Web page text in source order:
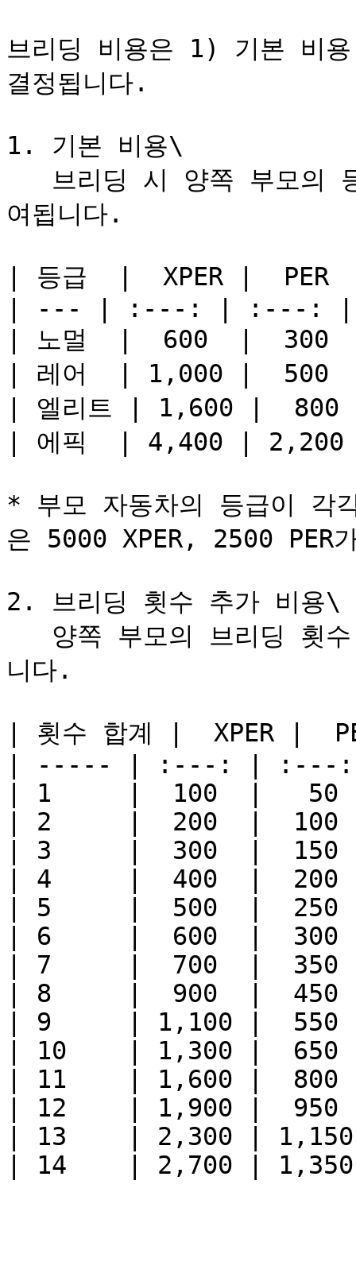
브리딩 비용은 1) 기본 비
결정됩니다.
1. 기본 비용\
여됩니다.
| 등급  |  XPER |  PER
| --- | :---: | :---: |
| 노멀  |  600  |  300
| 레어  | 1,000 |  500
| 엘리트 | 1,600 |
| 에픽  | 4,400 |
* 부모 자동차의 등급이 각
은 5000 XPER, 2500 PER
2. 브리딩 횟수 추가 비용\
니다.
| 횟수 합계 |  XPER |
| ----- | :---: | :---
| 1     |  100  |   50
| 2     |  200  |  100
| 3     |  300  |  150
| 4     |  400  |  200
| 5     |  500  |  250
| 6     |  600  |  300
| 7     |  700  |  350
| 8     |  900  |  450
| 9     | 1,100 |
| 10    | 1,300 |
| 11    | 1,600 |
| 12    | 1,900 |
| 13    | 2,300 |